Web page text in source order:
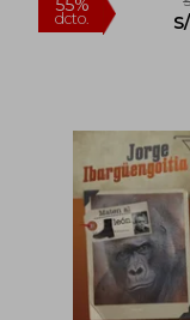
40%
dcto.